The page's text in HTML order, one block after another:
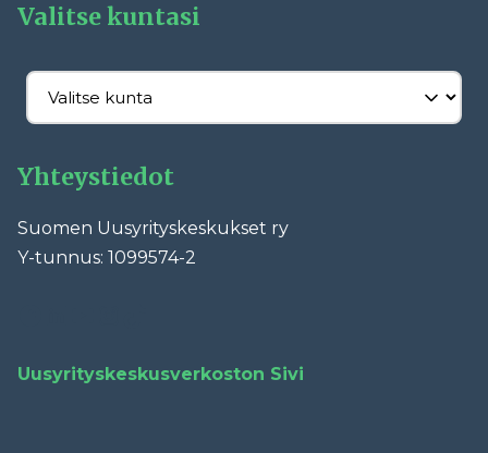
Valitse kuntasi
Yhteystiedot
Suomen Uusyrityskeskukset ry
Y-tunnus: 1099574-2
Uusyrityskeskusverkoston Sivi